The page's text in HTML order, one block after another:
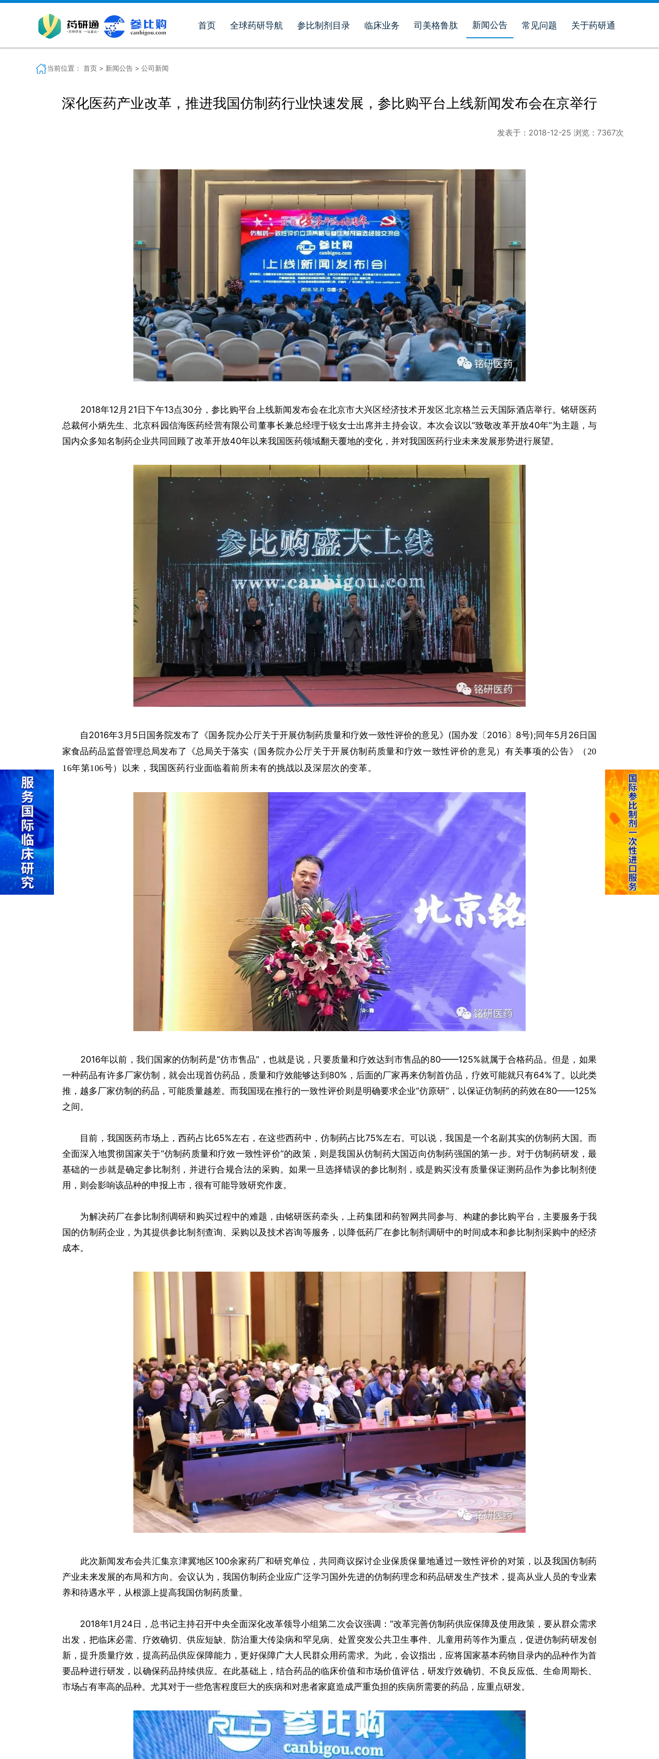
首页 全球药研导航 参比制剂目录 临床业务 司美格鲁肽 新闻公告 常见问题 关于药研通
当前位置： 首页 > 新闻公告 > 公司新闻
深化医药产业改革，推进我国仿制药行业快速发展，参比购平台上线新闻发布会在京举行
发表于： 2018-12-25 浏览： 7367次
2018年12月21日下午13点30分，参比购平台上线新闻发布会在北京市大兴区经济技术开发区北京格兰云天国际酒店举行。铭研医药
总裁何小炳先生、北京科园信海医药经营有限公司董事长兼总经理于锐女士出席并主持会议。本次会议以“致敬改革开放40年”为主题，与
国内众多知名制药企业共同回顾了改革开放40年以来我国医药领域翻天覆地的变化，并对我国医药行业未来发展形势进行展望。
自2016年3月5日国务院发布了《国务院办公厅关于开展仿制药质量和疗效一致性评价的意见》(国办发〔2016〕8号);同年5月26日国
家食品药品监督管理总局发布了《总局关于落实 （国务院办公厅关于开展仿制药质量和疗效一致性评价的意见）有关事项的公告》（20
16年第106号）以来，我国医药行业面临着前所未有的挑战以及深层次的变革。
2016年以前，我们国家的仿制药是“仿市售品”，也就是说，只要质量和疗效达到市售品的80——125%就属于合格药品。但是，如果
一种药品有许多厂家仿制，就会出现首仿药品，质量和疗效能够达到80%，后面的厂家再来仿制首仿品，疗效可能就只有64%了。以此类
推，越多厂家仿制的药品，可能质量越差。而我国现在推行的一致性评价则是明确要求企业“仿原研”，以保证仿制药的药效在80——125%
之间。
目前，我国医药市场上，西药占比65%左右，在这些西药中，仿制药占比75%左右。可以说，我国是一个名副其实的仿制药大国。而
全面深入地贯彻国家关于“仿制药质量和疗效一致性评价”的政策，则是我国从仿制药大国迈向仿制药强国的第一步。对于仿制药研发，最
基础的一步就是确定参比制剂，并进行合规合法的采购。如果一旦选择错误的参比制剂，或是购买没有质量保证测药品作为参比制剂使
用，则会影响该品种的申报上市，很有可能导致研究作废。
为解决药厂在参比制剂调研和购买过程中的难题，由铭研医药牵头，上药集团和药智网共同参与、构建的参比购平台，主要服务于我
国的仿制药企业，为其提供参比制剂查询、采购以及技术咨询等服务，以降低药厂在参比制剂调研中的时间成本和参比制剂采购中的经济
成本。
此次新闻发布会共汇集京津冀地区100余家药厂和研究单位，共同商议探讨企业保质保量地通过一致性评价的对策，以及我国仿制药
产业未来发展的布局和方向。会议认为，我国仿制药企业应广泛学习国外先进的仿制药理念和药品研发生产技术，提高从业人员的专业素
养和待遇水平，从根源上提高我国仿制药质量。
2018年1月24日，总书记主持召开中央全面深化改革领导小组第二次会议强调：“改革完善仿制药供应保障及使用政策，要从群众需求
出发，把临床必需、疗效确切、供应短缺、防治重大传染病和罕见病、处置突发公共卫生事件、儿童用药等作为重点，促进仿制药研发创
新，提升质量疗效，提高药品供应保障能力，更好保障广大人民群众用药需求。为此，会议指出，应将国家基本药物目录内的品种作为首
要品种进行研发，以确保药品持续供应。在此基础上，结合药品的临床价值和市场价值评估，研发疗效确切、不良反应低、生命周期长、
市场占有率高的品种。尤其对于一些危害程度巨大的疾病和对患者家庭造成严重负担的疾病所需要的药品，应重点研发。